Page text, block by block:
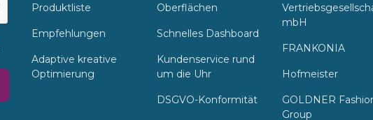
Produktliste
Empfehlungen
Adaptive kreative
Optimierung
Oberflächen
Schnelles Dashboard
Kundenservice rund
um die Uhr
DSGVO-Konformität
mbH
FRANKONIA
Hofmeister
GOLDNER
Group